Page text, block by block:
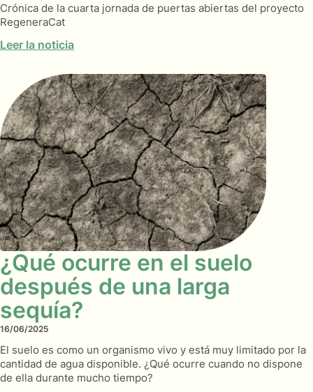
Crónica de la cuarta jornada de puertas abiertas del proyecto
RegeneraCat
Leer la noticia
¿Qué ocurre en el suelo
después de una larga
sequía?
16/06/2025
El suelo es como un organismo vivo y está muy limitado por la
cantidad de agua disponible. ¿Qué ocurre cuando no dispone
de ella durante mucho tiempo?